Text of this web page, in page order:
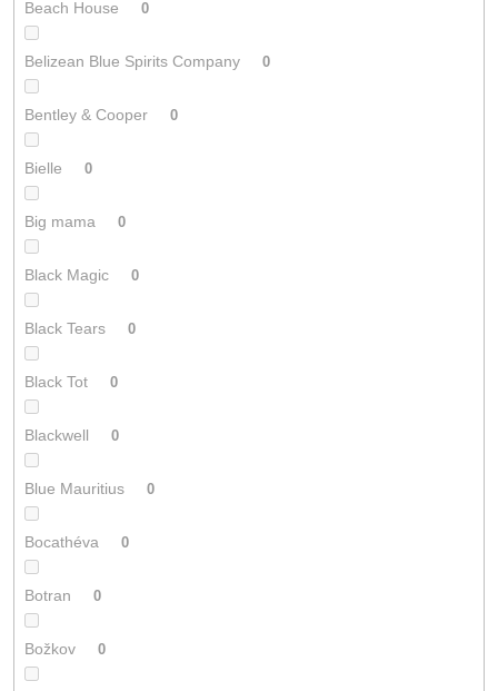
Beach House 0
Belizean Blue Spirits Company 0
Bentley & Cooper 0
Bielle 0
Big mama 0
Black Magic 0
Black Tears 0
Black Tot 0
Blackwell 0
Blue Mauritius 0
Bocathéva 0
Botran 0
Božkov 0